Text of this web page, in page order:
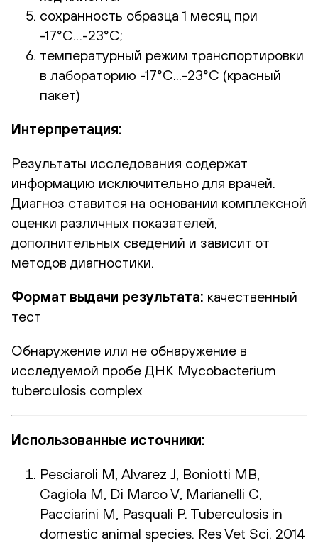
сохранность образца 1 месяц при
-17°С…-23°С;
температурный режим транспортировки
в лабораторию -17°С...-23°С (красный
пакет)
Интерпретация:
Результаты исследования содержат
информацию исключительно для врачей.
Диагноз ставится на основании комплексной
оценки различных показателей,
дополнительных сведений и зависит от
методов диагностики.
Формат выдачи результата: качественный
тест
Обнаружение или не обнаружение в
исследуемой пробе ДНК Mycobacterium
tuberculosis complex
Использованные источники:
Pesciaroli M, Alvarez J, Boniotti MB,
Cagiola M, Di Marco V, Marianelli C,
Pacciarini M, Pasquali P. Tuberculosis in
domestic animal species. Res Vet Sci. 2014